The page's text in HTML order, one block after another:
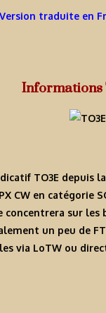
Version traduite en
TO3E depuis
CW en catégorie
sur les
un peu de
via LoTW ou